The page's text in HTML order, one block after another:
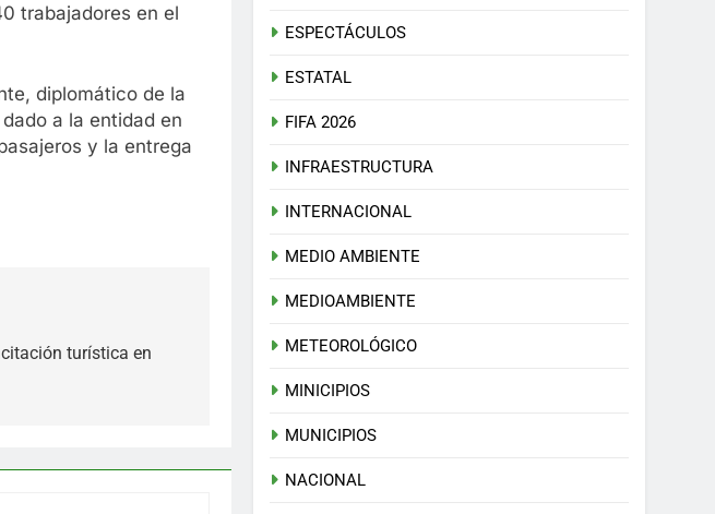
trabajadores en el
diplomático de la
a la entidad en
y la entrega
turística en
ESPECTÁCULOS
ESTATAL
FIFA 2026
INFRAESTRUCTURA
INTERNACIONAL
MEDIO AMBIENTE
MEDIOAMBIENTE
METEOROLÓGICO
MINICIPIOS
MUNICIPIOS
NACIONAL